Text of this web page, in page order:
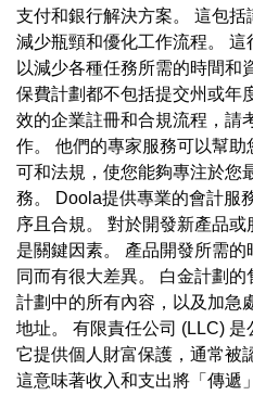
支付和銀行解決方案。 這包括
減少瓶頸和優化工作流程。
以減少各種任務所需的時間和
保費計劃都不包括提交州或年
效的企業註冊和合規流程，請
作。 他們的專家服務可以幫
可和法規，使您能夠專注於您
務。 Doola提供專業的會計服
序且合規。 對於開發新產品
是關鍵因素。 產品開發所需
同而有很大差異。 白金計劃
計劃中的所有內容，以及加急
地址。 有限責任公司 (LLC) 是
它提供個人財富保護，通常被
這意味著收入和支出將「傳遞